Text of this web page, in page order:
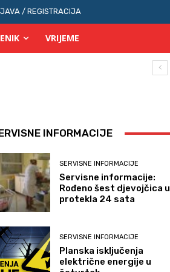
/ REGISTRACIJA
VRIJEME
INFORMACIJE
SERVISNE INFORMACIJE
Servisne informacije:
Rođeno šest djevojčica u
protekla 24 sata
SERVISNE INFORMACIJE
Planska isključenja
električne energije u